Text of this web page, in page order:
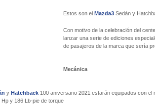
Estos son el Mazda3 Sedán y
Con motivo de la celebración del
lanzar una serie de ediciones
de pasajeros de la marca que sería
Mecánica
y Hatchback 100 aniversario 2021 estarán equipados con
y 186 Lb-pie de torque